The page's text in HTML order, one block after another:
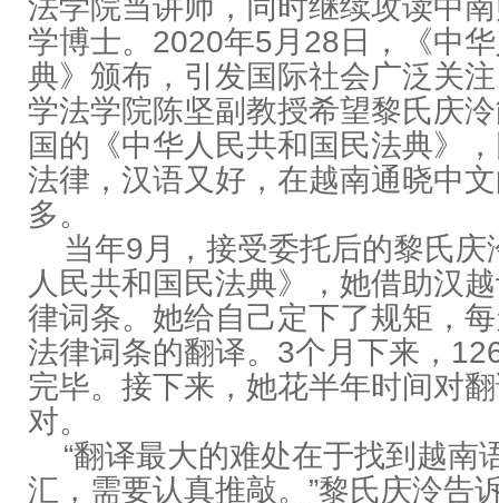
法学院当讲师，同时继续攻读中
学博士。2020年5月28日，《中
典》颁布，引发国际社会广泛关
学法学院陈坚副教授希望黎氏庆
国的《中华人民共和国民法典》
法律，汉语又好，在越南通晓中
多。
当年9月，接受委托后的黎氏庆
人民共和国民法典》，她借助汉
律词条。她给自己定下了规矩，
法律词条的翻译。3个月下来，
完毕。接下来，她花半年时间对
对。
“翻译最大的难处在于找到越南
汇，需要认真推敲。”黎氏庆泠告